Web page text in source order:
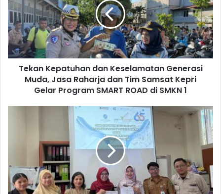
Tekan Kepatuhan dan Keselamatan Generasi
Muda, Jasa Raharja dan Tim Samsat Kepri
Gelar Program SMART ROAD di SMKN 1